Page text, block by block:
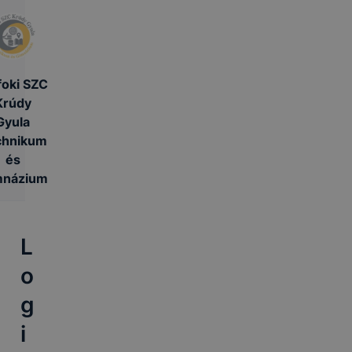
SZC
és
L
o
g
i